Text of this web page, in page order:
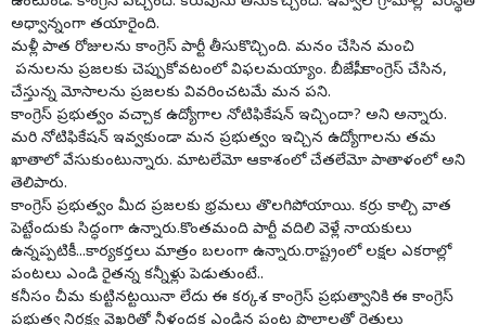
అధ్వాన్నంగా తయారైంది.
మళ్లీ పాత రోజులను కాంగ్రెస్ పార్టీ తీసుకొచ్చింది. మనం చేసిన మంచి
పనులను ప్రజలకు చెప్పుకోవటంలో విఫలమయ్యాం. బీజేపీ, కాంగ్రెస్ చేసిన,
చేస్తున్న మోసాలను ప్రజలకు వివరించటమే మన పని.
కాంగ్రెస్ ప్రభుత్వం వచ్చాక ఉద్యోగాల నోటిఫికేషన్ ఇచ్చిందా? అని అన్నారు.
మరి నోటిఫికేషన్ ఇవ్వకుండా మన ప్రభుత్వం ఇచ్చిన ఉద్యోగాలను తమ
ఖాతాలో వేసుకుంటున్నారు. మాటలేమో ఆకాశంలో చేతలేమో పాతాళంలో అని
తెలిపారు.
కాంగ్రెస్ ప్రభుత్వం మీద ప్రజలకు భ్రమలు తొలగిపోయాయి. కర్రు కాల్చి వాత
పెట్టేందుకు సిద్ధంగా ఉన్నారు.కొంతమంది పార్టీ వదిలి వెళ్లే నాయకులు
ఉన్నప్పటికీ...కార్యకర్తలు మాత్రం బలంగా ఉన్నారు.రాష్ట్రంలో లక్షల ఎకరాల్లో
పంటలు ఎండి రైతన్న కన్నీళ్లు పెడుతుంటే..
కనీసం చీమ కుట్టినట్టయినా లేదు ఈ కర్కశ కాంగ్రెస్ ప్రభుత్వానికి ఈ కాంగ్రెస్
ప్రభుత్వ నిర్లక్ష్య వైఖరితో నీళ్లందక ఎండిన పంట పొలాలతో రైతులు